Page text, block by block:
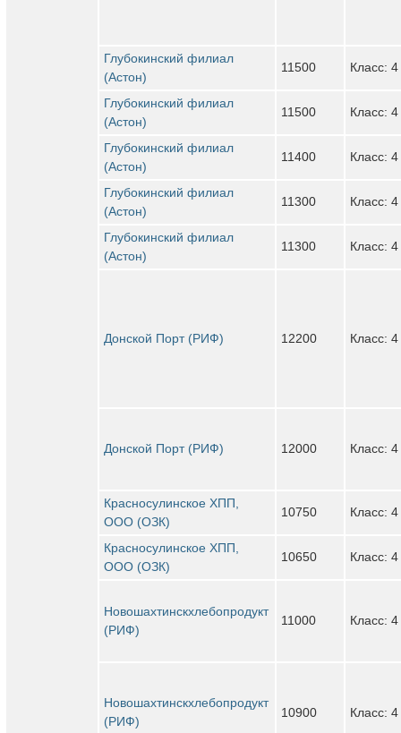
Глубокинский филиал
(Астон)
11500 Класс: 4
Глубокинский филиал
(Астон)
11500 Класс: 4
Глубокинский филиал
(Астон)
11400 Класс: 4
Глубокинский филиал
(Астон)
11300 Класс: 4
Глубокинский филиал
(Астон)
11300 Класс: 4
Донской Порт (РИФ) 12200 Класс: 4
Донской Порт (РИФ) 12000 Класс: 4
Красносулинское ХПП,
ООО (ОЗК)
10750 Класс: 4
Красносулинское ХПП,
ООО (ОЗК)
10650 Класс: 4
Новошахтинскхлебопродукт
(РИФ)
11000 Класс: 4
Новошахтинскхлебопродукт
(РИФ)
10900 Класс: 4